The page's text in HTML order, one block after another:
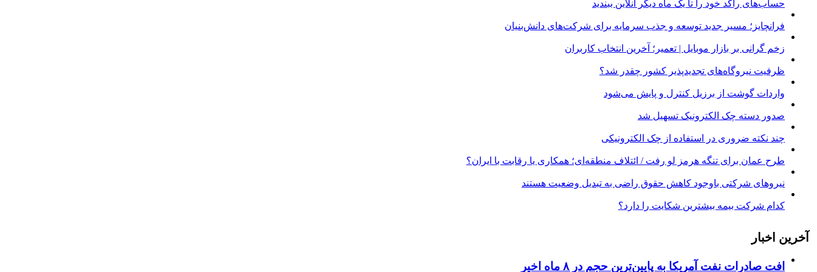
حساب‌های راکد خود را تا یک ماه دیگر آنلاین ببندید
فرانچایز؛ مسیر جدید توسعه و جذب سرمایه برای شرکت‌های دانش‌بنیان
زخم گرانی بر بازار موبایل | تعمیر؛ آخرین انتخاب کاربران
ظرفیت نیروگاه‌های تجدیدپذیر کشور چقدر شد؟
واردات گوشت از برزیل کنترل و پایش می‌شود
صدور دسته چک الکترونیک تسهیل شد
چند نکته ضروری در استفاده از چک الکترونیکی
طرح عمان برای تنگه هرمز لو رفت / ائتلاف منطقه‌ای؛ همکاری یا رقابت با ایران؟
نیروهای شرکتی باوجود کاهش حقوق راضی به تبدیل وضعیت هستند
کدام شرکت بیمه بیشترین شکایت را دارد؟
آخرین اخبار
افت صادرات نفت آمریکا به پایین‌ترین حجم در ۸ ماه اخیر